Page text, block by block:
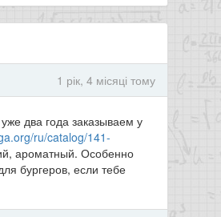
1 рік, 4 місяці тому
два года заказываем у
ru/catalog/141-
ароматный. Особенно
бургеров, если тебе